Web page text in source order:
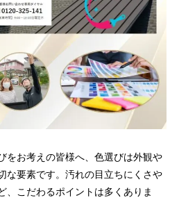
をお考えの皆様へ、色選びは外観や
な要素です。汚れの目立ちにくさや
、こだわるポイントは多くありま